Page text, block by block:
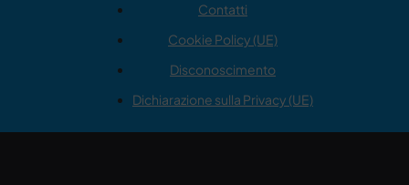
Contatti
Cookie Policy (UE)
Disconoscimento
Dichiarazione sulla Privacy (UE)